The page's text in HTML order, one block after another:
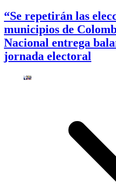
“Se repetirán las
municipios de
Nacional entrega
jornada electoral